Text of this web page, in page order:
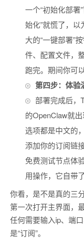
一个“初始化部
始化”就慌了，
大的“一键部署”
件、配置文件，
跑完。期间你可
第四步：体
部署完成后，
的OpenClaw就
选项都是中文的
添加你的订阅链
免费测试节点体
用操作，它自带
你看，是不是真的三
第一次打开主界面，
任何需要输入ip、端
是“订阅”。